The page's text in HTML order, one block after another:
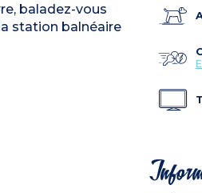
baladez-vous
station balnéaire